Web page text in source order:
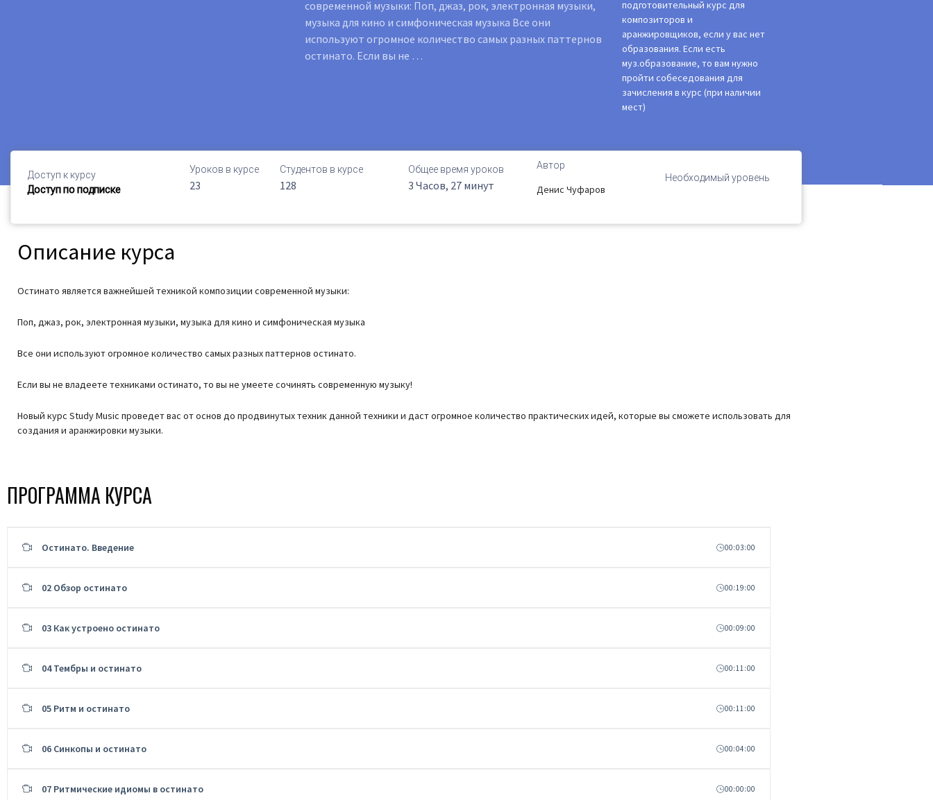
современной музыки: Поп, джаз, рок, электронная музыки,
музыка для кино и симфоническая музыка Все они
используют огромное количество самых разных паттернов
остинато. Если вы не …
подготовительный курс для
композиторов и
аранжировщиков, если у вас нет
образования. Если есть
муз.образование, то вам нужно
пройти собеседования для
зачисления в курс (при наличии
мест)
Доступ к курсу
Доступ по подписке
Уроков в курсе
23
Студентов в курсе
128
Общее время уроков
3 Часов, 27 минут
Автор
Денис Чуфаров
Необходимый уровень
Описание курса
Остинато является важнейшей техникой композиции современной музыки:
Поп, джаз, рок, электронная музыки, музыка для кино и симфоническая музыка
Все они используют огромное количество самых разных паттернов остинато.
Если вы не владеете техниками остинато, то вы не умеете сочинять современную музыку!
Новый курс Study Music проведет вас от основ до продвинутых техник данной техники и даст огромное количество практических идей, которые вы сможете использовать для
создания и аранжировки музыки.
ПРОГРАММА КУРСА
Остинато. Введение 00:03:00
02 Обзор остинато 00:19:00
03 Как устроено остинато 00:09:00
04 Тембры и остинато 00:11:00
05 Ритм и остинато 00:11:00
06 Синкопы и остинато 00:04:00
07 Ритмические идиомы в остинато 00:00:00